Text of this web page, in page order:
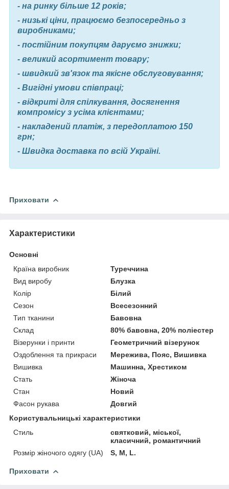
- на ринку більше 12 років;
- низькі ціни, працюємо безпосередньо з
виробниками;
- постійним покупцям даруємо знижки;
- великий асортимент товару;
- швидкий зв'язок та якісне обслуговування;
- Вигідні умови співпраці;
- відкриті для спілкування, досягнення
компромісу з усіма клієнтами;
- накладений платіж, з передоплатою 150
грн;
- Швидка доставка по всій Україні.
Приховати
Характеристики
Основні
Країна виробник
Туреччина
Вид виробу
Блузка
Колір
Білий
Сезон
Всесезонний
Тип тканини
Бавовна
Склад
80% бавовна, 20% поліестер
Візерунки і принти
Геометричний візерунок
Оздоблення та прикраси
Мережива, Пояс, Вишивка
Вишивка
Машинна, Хрестиком
Стать
Жіноча
Стан
Новий
Фасон рукава
Довгий
Користувальницькі характеристики
Стиль
святковий, міської,
класичний, романтичний
Розмір жіночого одягу (UA)
S, M, L.
Приховати